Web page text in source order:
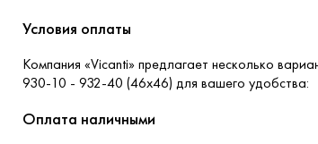
Условия оплаты
Компания «Vicanti» предлагает несколько
930-10 - 932-40 (46x46) для вашего удобства:
Оплата наличными